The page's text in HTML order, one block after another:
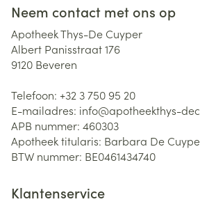
Neem contact met ons op
Apotheek Thys-De Cuyper
Albert Panisstraat 176
9120 Beveren
Telefoon: +32 3 750 95 20
E-mailadres: info@apotheekthys-
APB nummer: 460303
Apotheek titularis: Barbara De
BTW nummer: BE0461434740
Klantenservice